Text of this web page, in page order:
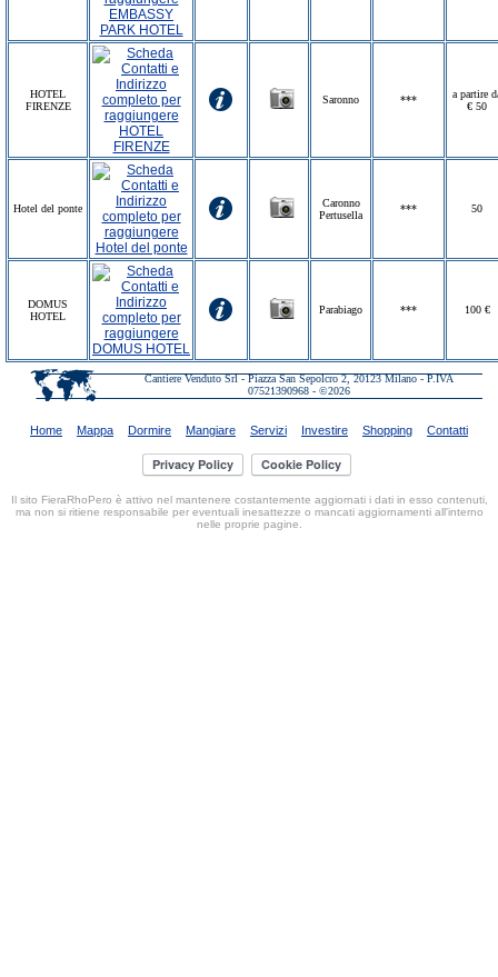
HOTEL
FIRENZE
Saronno ***
a partire
€ 50
Hotel del ponte
Caronno
Pertusella
*** 50
DOMUS
HOTEL
Parabiago *** 100 €
Cantiere Venduto Srl - Piazza San Sepolcro 2, 20123 Milano - P.IVA
07521390968 - ©2026
Home Mappa Dormire Mangiare Servizi Investire Shopping Contatti
Il sito FieraRhoPero è attivo nel mantenere costantemente aggiornati i dati in esso contenuti,
ma non si ritiene responsabile per eventuali inesattezze o mancati aggiornamenti all'interno
nelle proprie pagine.